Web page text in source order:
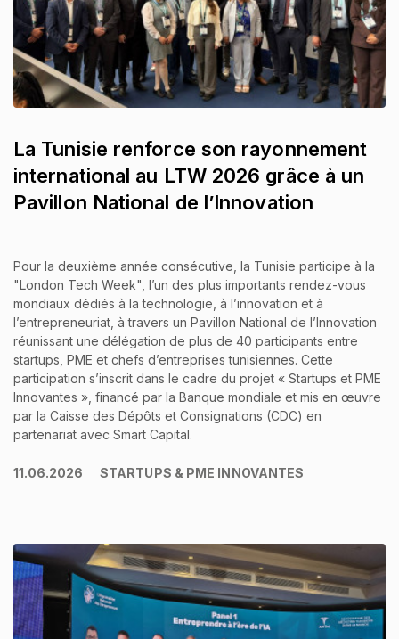
La Tunisie renforce son rayonnement
international au LTW 2026 grâce à un
Pavillon National de l’Innovation
Pour la deuxième année consécutive, la Tunisie participe à la
"London Tech Week", l’un des plus importants rendez-vous
mondiaux dédiés à la technologie, à l’innovation et à
l’entrepreneuriat, à travers un Pavillon National de l’Innovation
réunissant une délégation de plus de 40 participants entre
startups, PME et chefs d’entreprises tunisiennes. Cette
participation s’inscrit dans le cadre du projet « Startups et PME
Innovantes », financé par la Banque mondiale et mis en œuvre
par la Caisse des Dépôts et Consignations (CDC) en
partenariat avec Smart Capital.
11.06.2026 STARTUPS & PME INNOVANTES